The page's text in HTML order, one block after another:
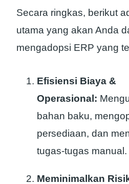
Secara ringkas, berikut
utama yang akan Anda
mengadopsi ERP yang
Efisiensi Biaya &
Operasional:
bahan baku,
persediaan, dan
tugas-tugas manual.
Meminimalkan